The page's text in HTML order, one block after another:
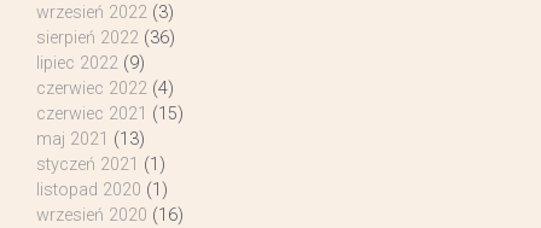
wrzesień 2022 (3)
sierpień 2022 (36)
lipiec 2022 (9)
czerwiec 2022 (4)
czerwiec 2021 (15)
maj 2021 (13)
styczeń 2021 (1)
listopad 2020 (1)
wrzesień 2020 (16)